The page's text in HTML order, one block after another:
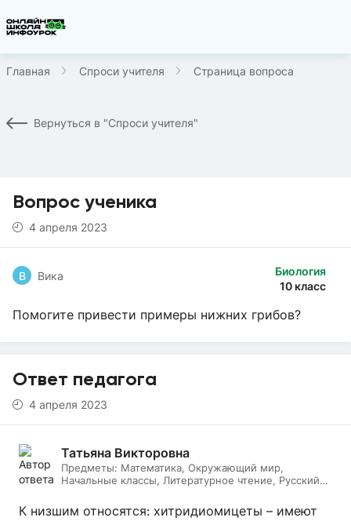
Главная Спроси учителя Страница вопроса
Вернуться в "Спроси учителя"
Вопрос ученика
4 апреля 2023
Биология
10 класс
В Вика
Помогите привести примеры нижних грибов?
Ответ педагога
4 апреля 2023
Татьяна Викторовна
Предметы: Математика, Окружающий мир,
Начальные классы, Литературное чтение, Русский
К низшим относятся: хитридиомицеты – имеют